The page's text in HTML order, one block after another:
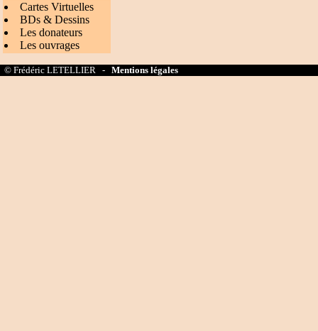
Cartes Virtuelles
BDs & Dessins
Les donateurs
Les ouvrages
© Frédéric LETELLIER - Mentions légales